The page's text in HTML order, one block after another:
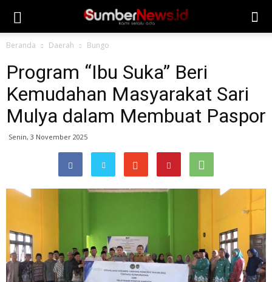
Beranda Daerah Bungo
Program “Ibu Suka” Beri
Kemudahan Masyarakat Sari
Mulya dalam Membuat Paspor
Senin, 3 November 2025